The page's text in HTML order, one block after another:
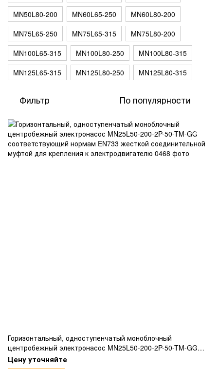
MN50L80-200
MN60L65-250
MN60L80-200
MN75L65-250
MN75L65-315
MN75L80-200
MN100L65-315
MN100L80-250
MN100L80-315
MN125L65-315
MN125L80-250 MN125L80-315
Фильтр По популярности
Горизонтальный, одноступенчатый моноблочный
центробежный электронасос MN25L50-200-2P-50-TM-GG
соответствующий нормам EN733 жесткой соединительной
муфтой для крепления к электродвигателю
Цену уточняйте